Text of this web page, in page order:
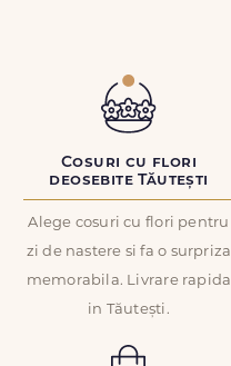
Cosuri cu flori
deosebite Tăutești
Alege cosuri cu flori pentru
zi de nastere si fa o surpriza
memorabila. Livrare rapida
in Tăutești.